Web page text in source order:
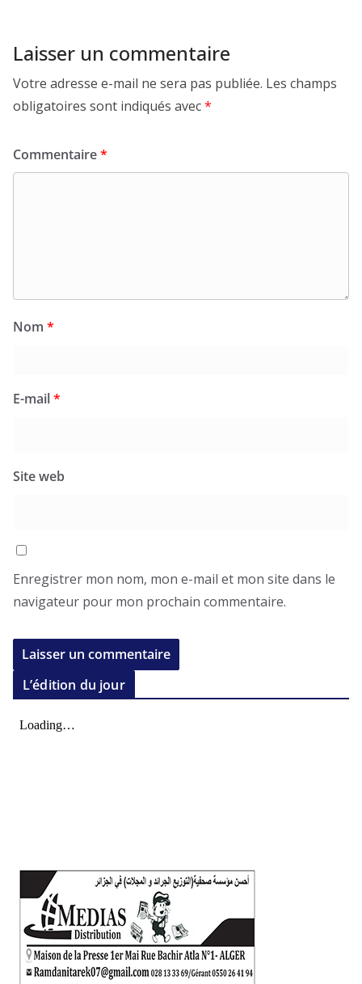
Laisser un commentaire
Votre adresse e-mail ne sera pas publiée. Les champs
obligatoires sont indiqués avec*
Commentaire*
Nom *
E-mail*
Site web
Enregistrer mon nom, mon e-mail et mon site dans le
navigateur pour mon prochain commentaire.
L’édition du jour